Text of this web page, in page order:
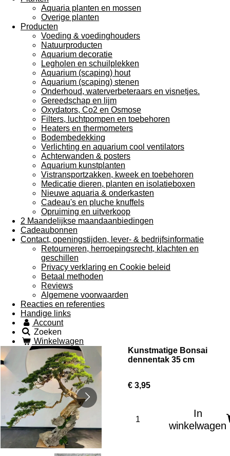
Aquaria planten en mossen
Overige planten
Producten
Voeding & voedinghouders
Natuurproducten
Aquarium decoratie
Legholen en schuilplekken
Aquarium (scaping) hout
Aquarium (scaping) stenen
Onderhoud, waterverbeteraars en visnetjes.
Gereedschap en lijm
Oxydators, Co2 en Osmose
Filters, luchtpompen en toebehoren
Heaters en thermometers
Bodembedekking
Verlichting en aquarium cool ventilators
Achterwanden & posters
Aquarium kunstplanten
Vistransportzakken, kweek en toebehoren
Medicatie dieren, planten en isolatieboxen
Nieuwe aquaria & onderkasten
Cadeau's en pluche knuffels
Opruiming en uitverkoop
2 Maandelijkse maandaanbiedingen
Cadeaubonnen
Contact, openingstijden, lever- & bedrijfsinformatie
Retourneren, herroepingsrecht, klachten en
geschillen
Privacy verklaring en Cookie beleid
Betaal methoden
Reviews
Algemene voorwaarden
Reacties en referenties
Handige links
Account
Zoeken
Winkelwagen
Kunstmatige Bonsai
dennentak 35 cm
€ 3,95
In
winkelwagen